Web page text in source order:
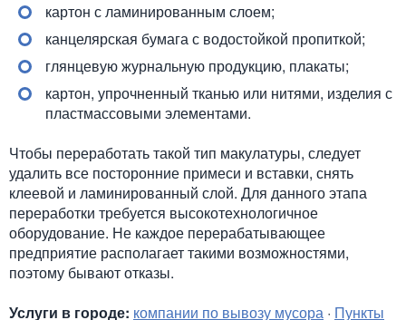
картон с ламинированным слоем;
канцелярская бумага с водостойкой пропиткой;
глянцевую журнальную продукцию, плакаты;
картон, упрочненный тканью или нитями, изделия с
пластмассовыми элементами.
Чтобы переработать такой тип макулатуры, следует
удалить все посторонние примеси и вставки, снять
клеевой и ламинированный слой. Для данного этапа
переработки требуется высокотехнологичное
оборудование. Не каждое перерабатывающее
предприятие располагает такими возможностями,
поэтому бывают отказы.
Услуги в городе: компании по вывозу мусора · Пункты